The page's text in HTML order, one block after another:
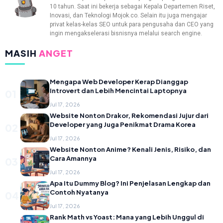
10 tahun. Saat ini bekerja sebagai Kepala Departemen Riset,
Inovasi, dan Teknologi Mojok.co. Selain itu juga mengajar
privat kelas-kelas SEO untuk para pengusaha dan CEO yang
ingin mengakselerasi bisnisnya melalui search engine.
MASIH ANGET
Mengapa Web Developer Kerap Dianggap
Introvert dan Lebih Mencintai Laptopnya
Jul 17, 2026
Website Nonton Drakor, Rekomendasi Jujur dari
Developer yang Juga Penikmat Drama Korea
Jul 17, 2026
Website Nonton Anime? Kenali Jenis, Risiko, dan
Cara Amannya
Jul 17, 2026
Apa Itu Dummy Blog? Ini Penjelasan Lengkap dan
Contoh Nyatanya
Jul 17, 2026
Rank Math vs Yoast: Mana yang Lebih Unggul di